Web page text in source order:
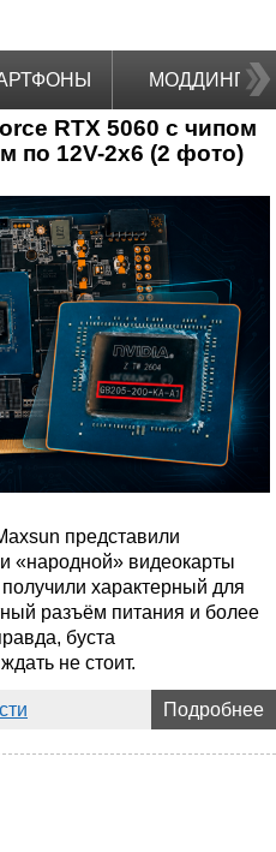
МОДДИНГ
RTX 5060 с чипом
по 12V-2x6 (2 фото)
представили
«народной» видеокарты
характерный для
разъём питания и более
буста
не стоит.
Подробнее